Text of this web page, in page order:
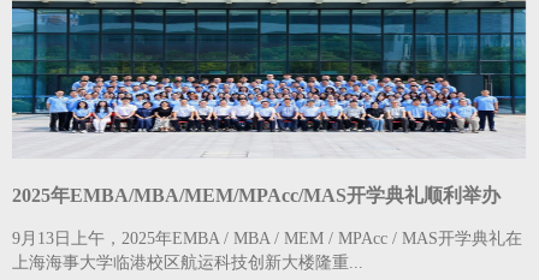
2025年EMBA/MBA/MEM/MPAcc/MAS开学典礼顺利举办
9月13日上午，2025年EMBA / MBA / MEM / MPAcc / MAS开学典礼在
上海海事大学临港校区航运科技创新大楼隆重...